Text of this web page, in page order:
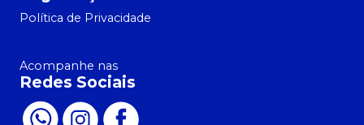
Política de Privacidade
Acompanhe nas
Redes Sociais